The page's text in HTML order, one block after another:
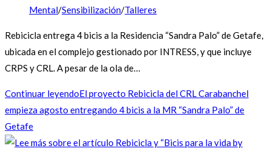
Mental/Sensibilización/Talleres
Rebicicla entrega 4 bicis a la Residencia “Sandra Palo” de Getafe,
ubicada en el complejo gestionado por INTRESS, y que incluye
CRPS y CRL. A pesar de la ola de…
Continuar leyendoEl proyecto Rebicicla del CRL Carabanchel
empieza agosto entregando 4 bicis a la MR “Sandra Palo” de
Getafe